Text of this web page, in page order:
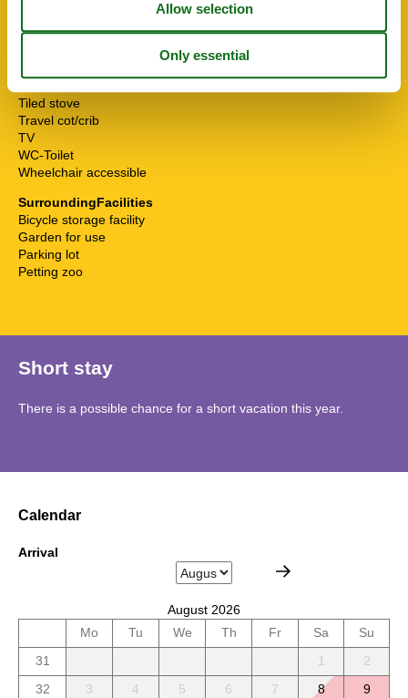
Pets allowed or on request
Seating group
Tiled stove
Travel cot/crib
TV
WC-Toilet
Wheelchair accessible
SurroundingFacilities
Bicycle storage facility
Garden for use
Parking lot
Petting zoo
Short stay
There is a possible chance for a short vacation this year.
Calendar
Arrival
August 2026
Mo
Tu We Th Fr Sa
Su
31
1
2
32
3 4 5 6 7 8
9